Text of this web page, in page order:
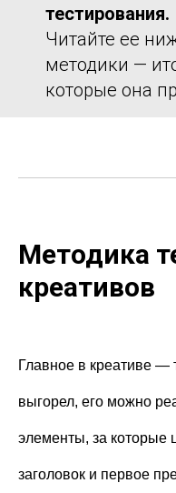
тестирования.
Читайте ее
методики —
которые она
Методика
креативов
Главное в креативе —
выгорел, его можно
элементы, за которые
заголовок и первое